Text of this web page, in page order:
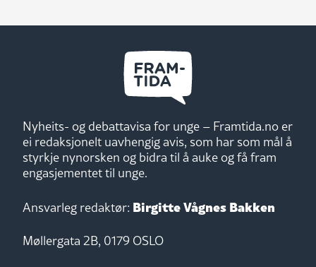
Nyheits- og debattavisa for unge – Framtida.no er
ei redaksjonelt uavhengig avis, som har som mål å
styrkje nynorsken og bidra til å auke og få fram
engasjementet til unge.
Ansvarleg redaktør: Birgitte Vågnes Bakken
Møllergata 2B, 0179 OSLO